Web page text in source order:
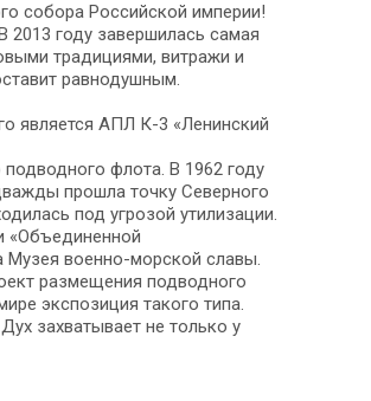
собора Российской империи!
2013 году завершилась самая
традициями, витражи и
равнодушным.
является АПЛ К-3 «Ленинский
флота. В 1962 году
прошла точку Северного
под угрозой утилизации.
«Объединенной
Музея военно-морской славы.
размещения подводного
экспозиция такого типа.
захватывает не только у